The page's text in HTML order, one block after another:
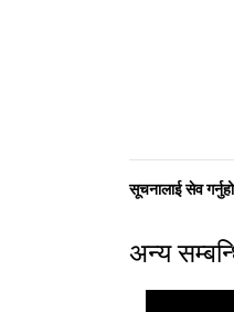
सूचनालाई सेव
अन्य